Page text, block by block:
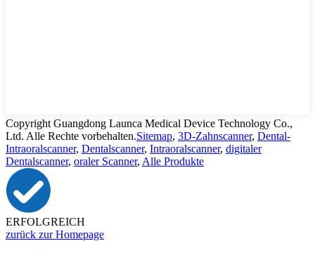
Copyright Guangdong Launca Medical Device Technology Co.,
Ltd. Alle Rechte vorbehalten.Sitemap, 3D-Zahnscanner, Dental-
Intraoralscanner, Dentalscanner, Intraoralscanner, digitaler
Dentalscanner, oraler Scanner, Alle Produkte
ERFOLGREICH
zurück zur Homepage